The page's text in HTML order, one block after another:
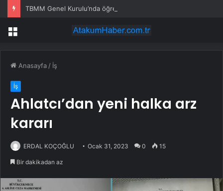
Menü
Anasayfa / İş
İş
Ahlatcı’dan yeni halka arz
kararı
ERDAL KOÇOĞLU Ocak 31, 2023 0 15
Bir dakikadan az